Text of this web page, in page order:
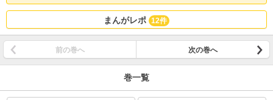
まんがレポ 12件
前の巻へ 次の巻へ
巻一覧